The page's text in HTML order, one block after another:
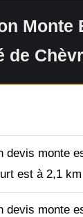
Monte
de
devis monte
est à 2,1 km
devis monte